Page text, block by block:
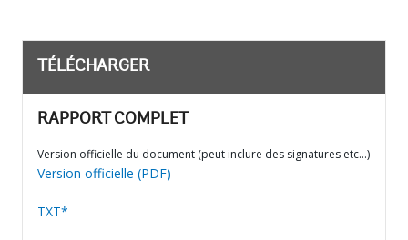
TÉLÉCHARGER
RAPPORT COMPLET
Version officielle du document (peut inclure des signatures etc…)
Version officielle (PDF)
TXT*